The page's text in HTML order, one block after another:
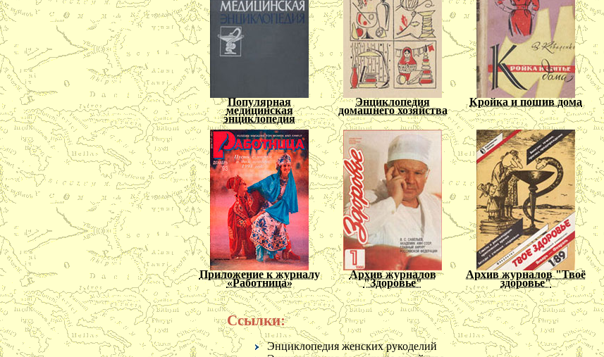
Популярная
медицинская
энциклопедия
Энциклопедия
домашнего хозяйства
Кройка и пошив дома
Приложение к журналу
«Работница»
Архив журналов
"Здоровье"
Архив журналов "Твоё
здоровье"
Ссылки:
Энциклопедия женских рукоделий